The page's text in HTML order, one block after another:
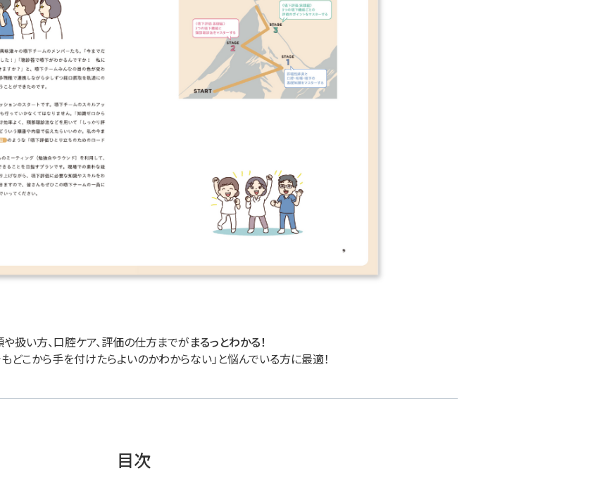
扱い方、口腔ケア、評価の仕方までがまるっとわかる！
どこから手を付けたらよいのかわからない」と悩んでいる方に最適！
目次